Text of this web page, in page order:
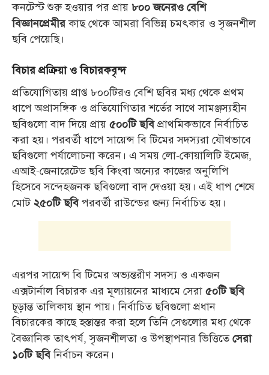
কনটেস্ট শুরু হওয়ার পর প্রায় ৮০০ জনেরও বেশি
বিজ্ঞানপ্রেমীরকাছ থেকে আমরা বিভিন্ন চমৎকার ও সৃজনশীল
ছবি পেয়েছি।
বিচার প্রক্রিয়া ও বিচারকবৃন্দ
প্রতিযোগিতায় প্রাপ্ত ৮০০টিরও বেশি ছবির মধ্য থেকে প্রথম
ধাপে অপ্রাসঙ্গিক ও প্রতিযোগিতার শর্তের সাথে সামঞ্জস্যহীন
ছবিগুলো বাদ দিয়ে প্রায় ৫০০টি ছবিপ্রাথমিকভাবে নির্বাচিত
করা হয়। পরবর্তী ধাপে সায়েন্স বি টিমের সদস্যরা যৌথভাবে
ছবিগুলো পর্যালোচনা করেন। এ সময় লো-কোয়ালিটি ইমেজ,
এআই-জেনারেটেড ছবি কিংবা অন্যের কাজের অনুলিপি
হিসেবে সন্দেহজনক ছবিগুলো বাদ দেওয়া হয়। এই ধাপ শেষে
মোট২৫০টি ছবিপরবর্তী রাউন্ডের জন্য নির্বাচিত হয়।
এরপর সায়েন্স বি টিমের অভ্যন্তরীণ সদস্য ও একজন
এক্সটার্নাল বিচারক এর মূল্যায়নের মাধ্যমে সেরা ৫০টি ছবি
চূড়ান্ত তালিকায় স্থান পায়। নির্বাচিত ছবিগুলো প্রধান
বিচারকের কাছে হস্তান্তর করা হলে তিনি সেগুলোর মধ্য থেকে
বৈজ্ঞানিক তাৎপর্য, সৃজনশীলতা ও উপস্থাপনার ভিত্তিতেসেরা
১০টি ছবিনির্বাচন করেন।